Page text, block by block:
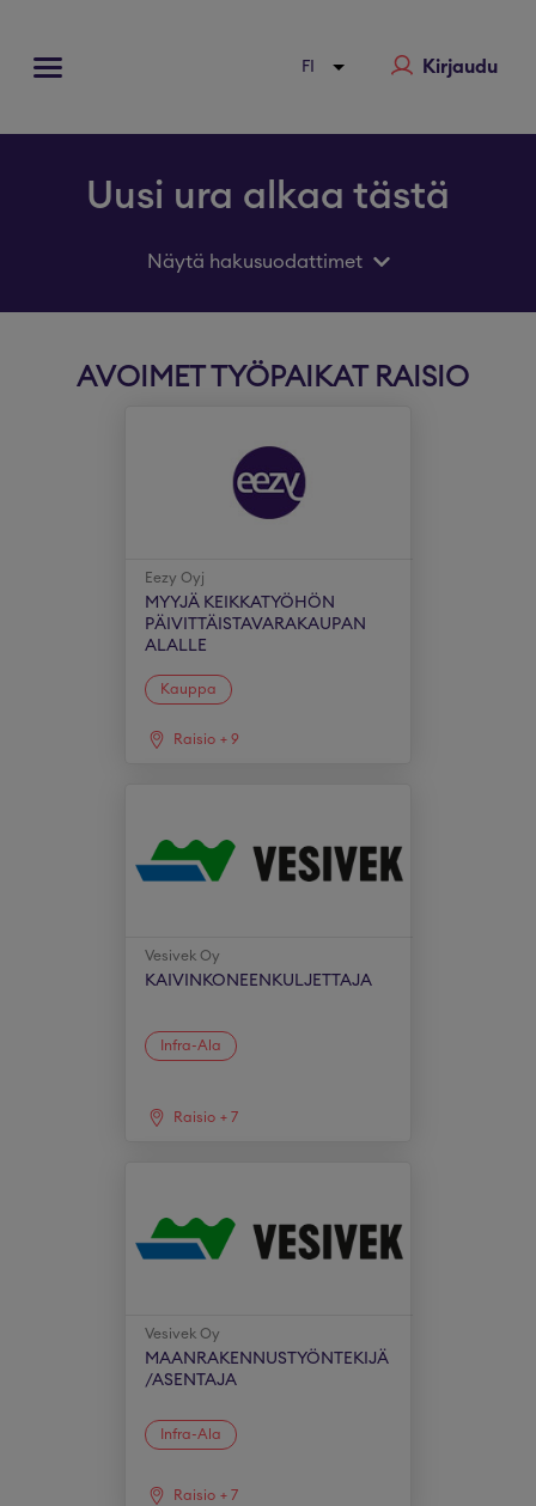
Kirjaudu
Uusi ura alkaa tästä
Näytä hakusuodattimet
AVOIMET TYÖPAIKAT RAISIO
Eezy Oyj
MYYJÄ KEIKKATYÖHÖN
PÄIVITTÄISTAVARAKAUPAN
ALALLE
Kauppa
Raisio + 9
Vesivek Oy
KAIVINKONEENKULJETTAJA
Infra-Ala
Raisio + 7
Vesivek Oy
MAANRAKENNUSTYÖNTEKIJÄ
/ASENTAJA
Infra-Ala
Raisio + 7